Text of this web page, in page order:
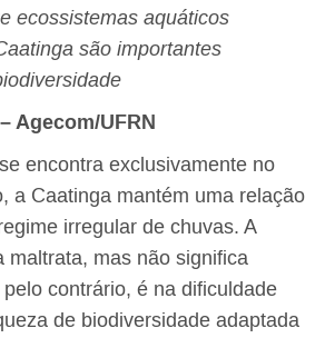
ecossistemas aquáticos
são importantes
Agecom/UFRN
encontra exclusivamente no
a Caatinga mantém uma relação
irregular de chuvas. A
maltrata, mas não significa
contrário, é na dificuldade
de biodiversidade adaptada